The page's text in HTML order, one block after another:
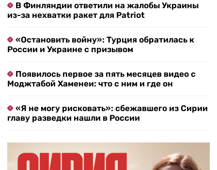
В Финляндии ответили на жалобы Украины
из-за нехватки ракет для Patriot
«Остановить войну»: Турция обратилась к
России и Украине с призывом
Появилось первое за пять месяцев видео с
Моджтабой Хаменеи: что с ним и где он
«Я не могу рисковать»: сбежавшего из Сирии
главу разведки нашли в России